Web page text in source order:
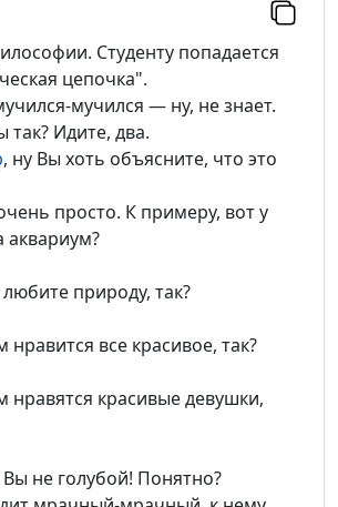
Студенту попадается
цепочка".
мучился — ну, не знает.
Идите, два.
, ну Вы хоть объясните, что это
просто. К примеру, вот у
аквариум?
природу, так?
все красивое, так?
нравятся красивые девушки,
не голубой! Понятно?